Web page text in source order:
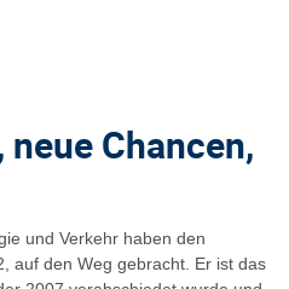
Chancen,
und Verkehr haben den
auf den Weg gebracht. Er ist das